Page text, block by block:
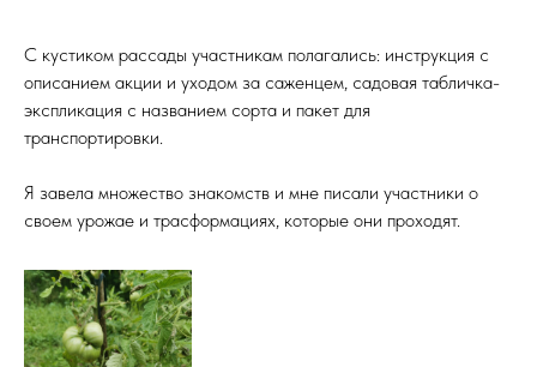
С кустиком рассады участникам полагались: инструкция с
описанием акции и уходом за саженцем, садовая табличка-
экспликация с названием сорта и пакет для
транспортировки.
Я завела множество знакомств и мне писали участники о
своем урожае и трасформациях, которые они проходят.